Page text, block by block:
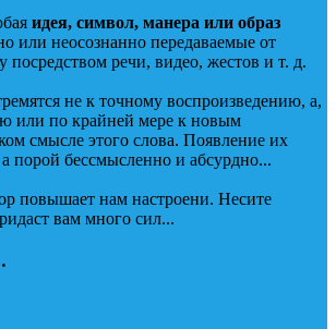
идея, символ, манера или образ
или неосознанно передаваемые от
посредством речи, видео, жестов и т. д.
не к точному воспроизведению, а,
или по крайней мере к новым
смысле этого слова. Появление их
порой бессмысленно и абсурдно...
повышает нам настроени. Несите
вам много сил...